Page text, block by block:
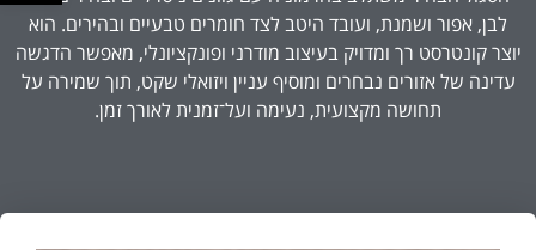
לבן, אפור ושמנת, ועובד היטב לצד חומרים טבעיים ובהירים. הוא
יוצר קונטרסט רך ומדויק בעיצוב מודרני ופונקציונלי, מאפשר הדגשה
עדינה של אזורים נבחרים ומוסיף עניין ויזואלי שקט, תוך שמירה על
תחושה מקצועית, נעימה ועל־זמנית לאורך זמן.